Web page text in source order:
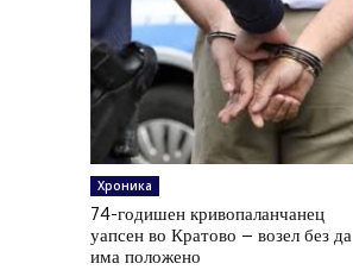
Хроника
74-годишен кривопаланчанец
уапсен во Кратово – возел без да
има положено